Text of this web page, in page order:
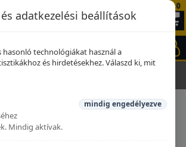
adatkezelési beállítások
hasonló technológiákat használ a
és hirdetésekhez. Válaszd ki, mit
Mindig aktívak.
mindig engedélyezve
0